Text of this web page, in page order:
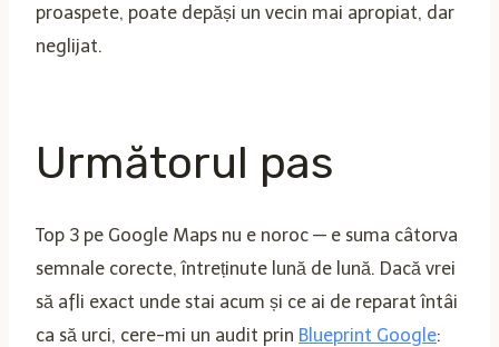
proaspete, poate depăși un vecin mai apropiat, dar
neglijat.
Următorul pas
Top 3 pe Google Maps nu e noroc — e suma câtorva
semnale corecte, întreținute lună de lună. Dacă vrei
să afli exact unde stai acum și ce ai de reparat întâi
ca să urci, cere-mi un audit prin Blueprint Google: